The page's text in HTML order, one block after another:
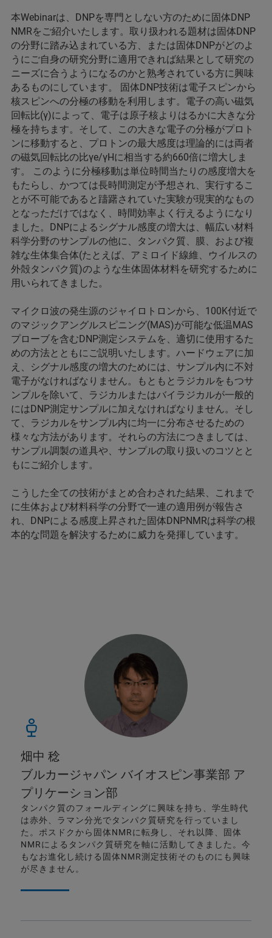
本Webinarは、DNPを専門としない方のために固体DNP
NMRをご紹介いたします。取り扱われる題材は固体DNP
の分野に踏み込まれている方、または固体DNPがどのよ
うにご自身の研究分野に適用できれば結果として研究の
ニーズに合うようになるのかと熟考されている方に興味
あるものにしています。 固体DNP技術は電子スピンから
核スピンへの分極の移動を利用します。電子の高い磁気
回転比(γ)によって、電子は原子核よりはるかに大きな分
極を持ちます。そして、この大きな電子の分極がプロト
ンに移動すると、プロトンの最大感度は理論的には両者
の磁気回転比の比γe/γHに相当する約660倍に増大しま
す。 このように分極移動は単位時間当たりの感度増大を
もたらし、かつては長時間測定が予想され、実行するこ
とが不可能であると躊躇されていた実験が現実的なもの
となっただけではなく、時間効率よく行えるようになり
ました。DNPによるシグナル感度の増大は、幅広い材料
科学分野のサンプルの他に、タンパク質、膜、および複
雑な生体集合体(たとえば、アミロイド線維、ウイルスの
外殻タンパク質)のような生体固体材料を研究するために
用いられてきました。
マイクロ波の発生源のジャイロトロンから、100K付近で
のマジックアングルスピニング(MAS)が可能な低温MAS
プローブを含むDNP測定システムを、適切に使用するた
めの方法とともにご説明いたします。ハードウェアに加
え、シグナル感度の増大のためには、サンプル内に不対
電子がなければなりません。もともとラジカルをもつサ
ンプルを除いて、ラジカルまたはバイラジカルが一般的
にはDNP測定サンプルに加えなければなりません。そし
て、ラジカルをサンプル内に均一に分布させるための
様々な方法があります。それらの方法につきましては、
サンプル調製の道具や、サンプルの取り扱いのコツとと
もにご紹介します。
こうした全ての技術がまとめ合わされた結果、これまで
に生体および材料科学の分野で一連の適用例が報告さ
れ、DNPによる感度上昇された固体DNPNMRは科学の根
本的な問題を解決するために威力を発揮しています。
畑中 稔
ブルカージャパン バイオスピン事業部 ア
プリケーション部
タンパク質のフォールディングに興味を持ち、学生時代
は赤外、ラマン分光でタンパク質研究を行っていまし
た。ポスドクから固体NMRに転身し、それ以降、固体
NMRによるタンパク質研究を軸に活動してきました。今
もなお進化し続ける固体NMR測定技術そのものにも興味
が尽きません。